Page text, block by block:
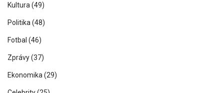
Kultura (49)
Politika (48)
Fotbal (46)
Zprávy(37)
Ekonomika (29)